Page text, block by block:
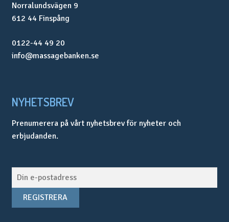
Norralundsvägen 9
612 44 Finspång
0122-44 49 20
info@massagebanken.se
NYHETSBREV
Prenumerera på vårt nyhetsbrev för nyheter och
erbjudanden.